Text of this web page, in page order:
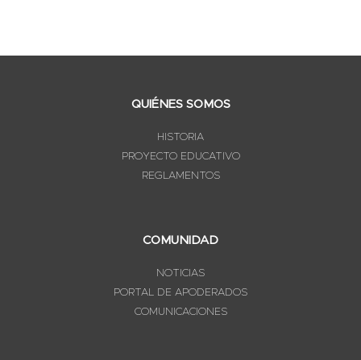
QUIÉNES SOMOS
HISTORIA
PROYECTO EDUCATIVO
REGLAMENTOS
COMUNIDAD
NOTICIAS
PORTAL DE APODERADOS
COMUNICACIONES